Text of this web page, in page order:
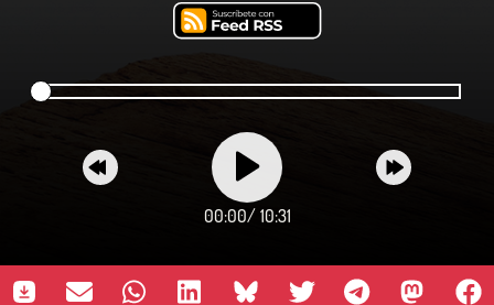
00:00/ 10:31